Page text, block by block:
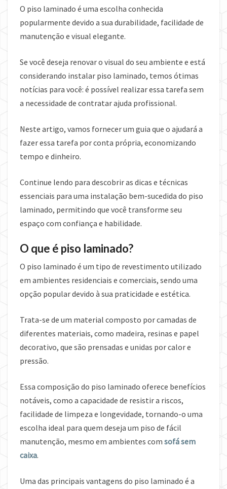
O piso laminado é uma escolha conhecida
popularmente devido a sua durabilidade, facilidade de
manutenção e visual elegante.
Se você deseja renovar o visual do seu ambiente e está
considerando instalar piso laminado, temos ótimas
notícias para você: é possível realizar essa tarefa sem
a necessidade de contratar ajuda profissional.
Neste artigo, vamos fornecer um guia que o ajudará a
fazer essa tarefa por conta própria, economizando
tempo e dinheiro.
Continue lendo para descobrir as dicas e técnicas
essenciais para uma instalação bem-sucedida do piso
laminado, permitindo que você transforme seu
espaço com confiança e habilidade.
O que é piso laminado?
O piso laminado é um tipo de revestimento utilizado
em ambientes residenciais e comerciais, sendo uma
opção popular devido à sua praticidade e estética.
Trata-se de um material composto por camadas de
diferentes materiais, como madeira, resinas e papel
decorativo, que são prensadas e unidas por calor e
pressão.
Essa composição do piso laminado oferece benefícios
notáveis, como a capacidade de resistir a riscos,
facilidade de limpeza e longevidade, tornando-o uma
escolha ideal para quem deseja um piso de fácil
manutenção, mesmo em ambientes com sofá sem
caixa.
Uma das principais vantagens do piso laminado é a